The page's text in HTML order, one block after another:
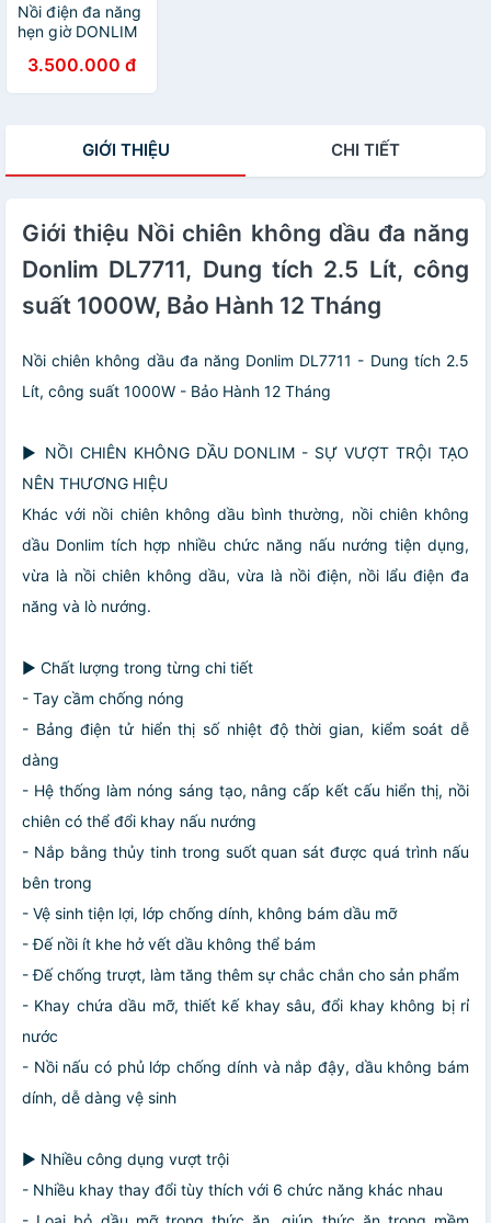
Nồi điện đa năng
hẹn giờ DONLIM
nghệ tuần hoàn
khí nóng của nồi
3.500.000 đ
GIỚI THIỆU CHI TIẾT
Giới thiệu Nồi chiên không dầu đa năng
Donlim DL7711, Dung tích 2.5 Lít, công
suất 1000W, Bảo Hành 12 Tháng
Nồi chiên không dầu đa năng Donlim DL7711 - Dung tích 2.5
Lít, công suất 1000W - Bảo Hành 12 Tháng
▶️ NỒI CHIÊN KHÔNG DẦU DONLIM - SỰ VƯỢT TRỘI TẠO
NÊN THƯƠNG HIỆU
Khác với nồi chiên không dầu bình thường, nồi chiên không
dầu Donlim tích hợp nhiều chức năng nấu nướng tiện dụng,
vừa là nồi chiên không dầu, vừa là nồi điện, nồi lẩu điện đa
năng và lò nướng.
▶️ Chất lượng trong từng chi tiết
- Tay cầm chống nóng
- Bảng điện tử hiển thị số nhiệt độ thời gian, kiểm soát dễ
dàng
- Hệ thống làm nóng sáng tạo, nâng cấp kết cấu hiển thị, nồi
chiên có thể đổi khay nấu nướng
- Nắp bằng thủy tinh trong suốt quan sát được quá trình nấu
bên trong
- Vệ sinh tiện lợi, lớp chống dính, không bám dầu mỡ
- Đế nồi ít khe hở vết dầu không thể bám
- Đế chống trượt, làm tăng thêm sự chắc chắn cho sản phẩm
- Khay chứa dầu mỡ, thiết kế khay sâu, đổi khay không bị rỉ
nước
- Nồi nấu có phủ lớp chống dính và nắp đậy, dầu không bám
dính, dễ dàng vệ sinh
▶️ Nhiều công dụng vượt trội
- Nhiều khay thay đổi tùy thích với 6 chức năng khác nhau